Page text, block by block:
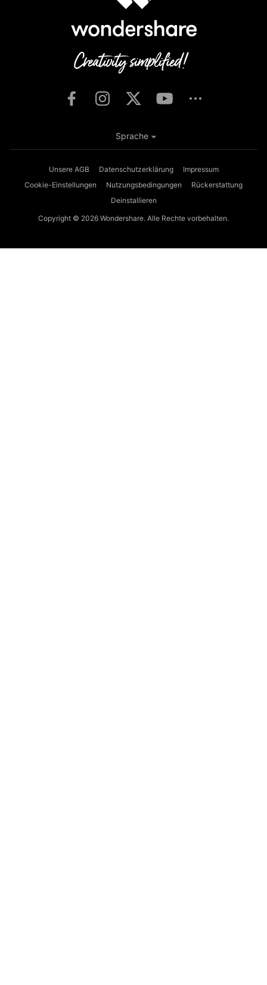
Unsere AGB Datenschutzerklärung
Impressum
Cookie-Einstellungen
Nutzungsbedingungen
Rückerstattung
Deinstallieren
Copyright © 2026 Wondershare. Alle Rechte vorbehalten.
Sprache